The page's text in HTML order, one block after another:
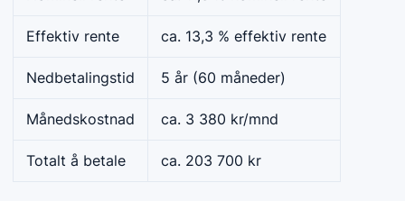
Effektiv rente ca. 13,3 % effektiv rente
Nedbetalingstid 5 år (60 måneder)
Månedskostnad ca. 3 380 kr/mnd
Totalt å betale ca. 203 700 kr